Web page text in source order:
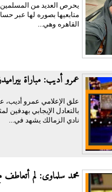
يحرص العديد من المسلمين
متابعيها بصوره لها عبر
القاهره وهي...
عمرو أديب: مباراة
علق الإعلامي عمرو أديب،
نادي الزمالك يشهد في...
محمد سلماوى: لم